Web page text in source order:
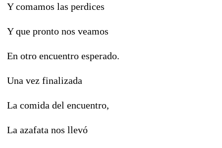
Y comamos las perdices
Y que pronto nos veamos
En otro encuentro esperado.
Una vez finalizada
La comida del encuentro,
La azafata nos llevó